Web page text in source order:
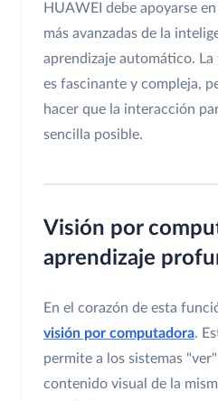
HUAWEI debe apoyarse
más avanzadas de la
aprendizaje automático.
es fascinante y compleja,
hacer que la interacción
sencilla posible.
Visión por
aprendizaje
En el corazón de esta
visión por computadora.
permite a los sistemas
contenido visual de la